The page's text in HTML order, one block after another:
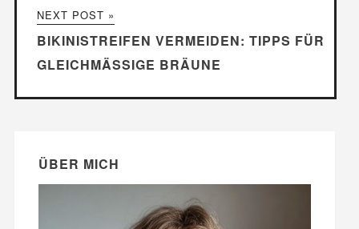
NEXT POST »
BIKINISTREIFEN VERMEIDEN: TIPPS FÜR
GLEICHMÄSSIGE BRÄUNE
ÜBER MICH